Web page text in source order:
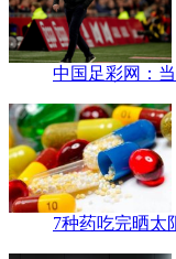
中国足彩网：
7种药吃完晒太